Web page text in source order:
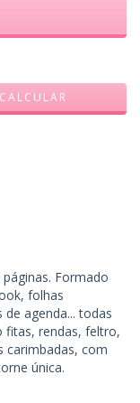
CALCULAR
Formado
folhas
agenda... todas
fitas, rendas, feltro,
carimbadas, com
única.